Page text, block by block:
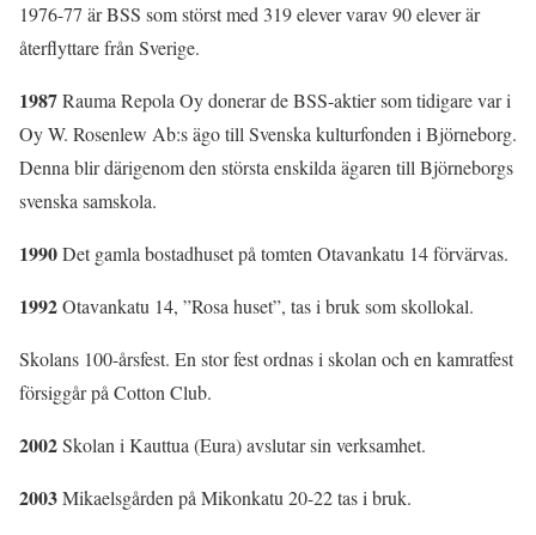
1976-77 är BSS som störst med 319 elever varav 90 elever är
återflyttare från Sverige.
1987Rauma Repola Oy donerar de BSS-aktier som tidigare var i
Oy W. Rosenlew Ab:s ägo till Svenska kulturfonden i Björneborg.
Denna blir därigenom den största enskilda ägaren till Björneborgs
svenska samskola.
1990Det gamla bostadhuset på tomten Otavankatu 14 förvärvas.
1992Otavankatu 14, ”Rosa huset”, tas i bruk som skollokal.
Skolans 100-årsfest. En stor fest ordnas i skolan och en kamratfest
försiggår på Cotton Club.
2002Skolan i Kauttua (Eura) avslutar sin verksamhet.
2003Mikaelsgården på Mikonkatu 20-22 tas i bruk.